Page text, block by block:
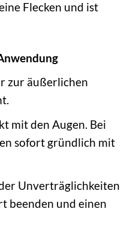
Flecken und ist
zur äußerlichen
mit den Augen. Bei
sofort gründlich mit
Unverträglichkeiten
beenden und einen